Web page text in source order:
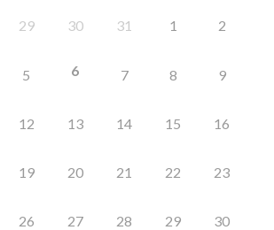
29 30 31 1 2
5 6 7 8 9
12 13 14 15 16
19 20 21 22 23
26 27 28 29 30